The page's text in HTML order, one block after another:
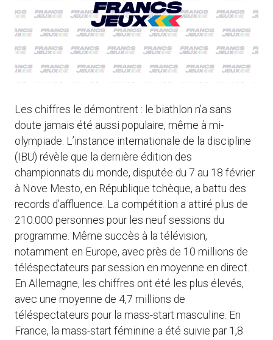
Les chiffres le démontrent : le biathlon n’a sans
doute jamais été aussi populaire, même à mi-
olympiade. L’instance internationale de la discipline
(IBU) révèle que la dernière édition des
championnats du monde, disputée du 7 au 18 février
à Nove Mesto, en République tchèque, a battu des
records d’affluence. La compétition a attiré plus de
210.000 personnes pour les neuf sessions du
programme. Même succès à la télévision,
notamment en Europe, avec près de 10 millions de
téléspectateurs par session en moyenne en direct.
En Allemagne, les chiffres ont été les plus élevés,
avec une moyenne de 4,7 millions de
téléspectateurs pour la mass-start masculine. En
France, la mass-start féminine a été suivie par 1,8